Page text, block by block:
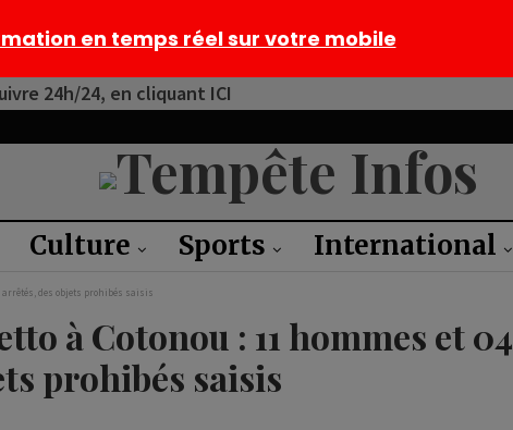
24h/24, en cliquant ICI
Culture Sports International
arrêtés, des objets prohibés saisis
à Cotonou : 11 hommes et 04
prohibés saisis
en temps réel sur votre mobile